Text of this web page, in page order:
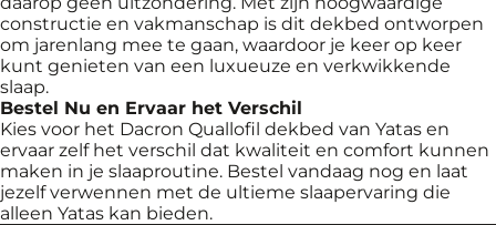
constructie en vakmanschap is dit dekbed ontworpen
om jarenlang mee te gaan, waardoor je keer op keer
kunt genieten van een luxueuze en verkwikkende
slaap.
Bestel Nu en Ervaar het Verschil
Kies voor het Dacron Quallofil dekbed van Yatas en
ervaar zelf het verschil dat kwaliteit en comfort kunnen
maken in je slaaproutine. Bestel vandaag nog en laat
jezelf verwennen met de ultieme slaapervaring die
alleen Yatas kan bieden.